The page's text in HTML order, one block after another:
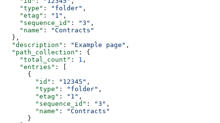
    "type"
: "folder" ,
    "etag"
: "1" ,
    "sequence_id"
: "3" ,
    "name"
:
"Contracts"
  },
  "description"
: "Example page" ,
  "path_collection"
: {
    "total_count"
: 1 ,
    "entries"
: [
      {
        "id"
: "12345" ,
        "type"
: "folder" ,
        "etag"
: "1" ,
        "sequence_id"
: "3" ,
        "name"
:
"Contracts"
      }